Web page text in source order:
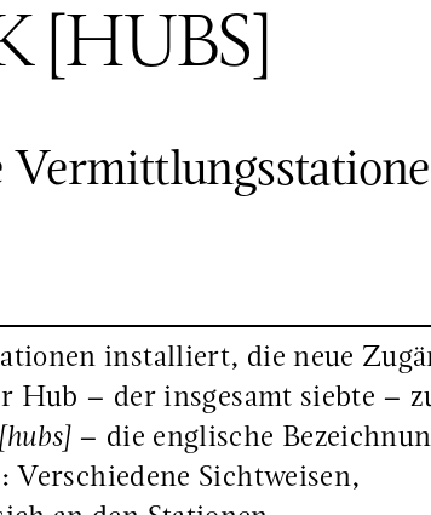
[HUBS]
[HUBS]
installiert, die neue
Hub – der insgesamt siebte –
– die englische
Sichtweisen,